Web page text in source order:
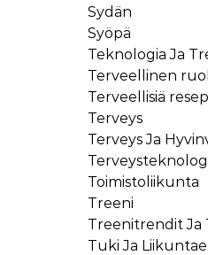
Sydän
Syöpä
Teknologia Ja
Terveellinen
Terveellisiä
Terveys
Terveys Ja
Toimistoliikunta
Treeni
Treenitrendit Ja
Tuki Ja